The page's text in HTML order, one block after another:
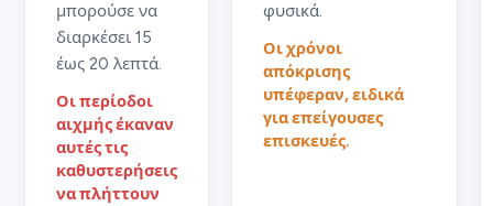
μπορούσε να
διαρκέσει 15
έως 20 λεπτά.
Οι περίοδοι
αιχμής έκαναν
αυτές τις
καθυστερήσεις
να πλήττουν
φυσικά.
Οι χρόνοι
απόκρισης
υπέφεραν, ειδικά
για επείγουσες
επισκευές.